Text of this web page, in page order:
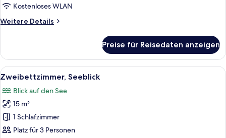
Kostenloses WLAN
Weitere Details
Weitere
Preise für Reisedaten anzeigen
Alle
Fotos
für
Zweibettzimmer,
Seeblick
anzeigen
Ein Hotelzimmer mit einem Bett,
4
Zweibettzimmer, Seeblick
Blick auf den See
15 m²
1 Schlafzimmer
Platz für 3 Personen